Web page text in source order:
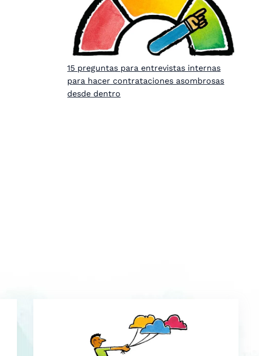
15 preguntas para entrevistas internas
para hacer contrataciones asombrosas
desde dentro